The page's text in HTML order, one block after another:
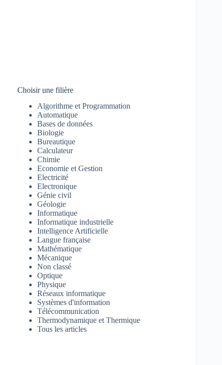
Choisir une filière
Algorithme et Programmation
Automatique
Bases de données
Biologie
Bureautique
Calculateur
Chimie
Economie et Gestion
Electricité
Electronique
Génie civil
Géologie
Informatique
Informatique industrielle
Intelligence Artificielle
Langue française
Mathématique
Mécanique
Non classé
Optique
Physique
Réseaux informatique
Systèmes d'information
Télécommunication
Thermodynamique et Thermique
Tous les articles